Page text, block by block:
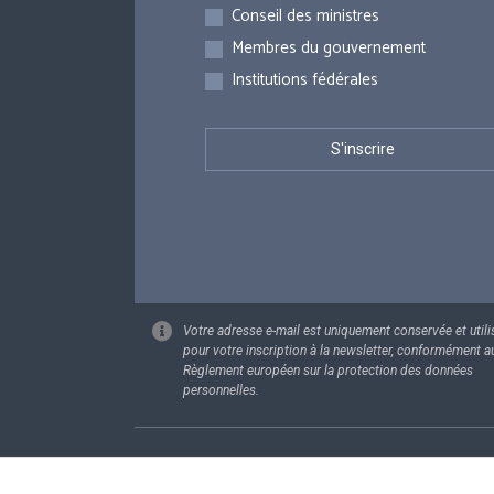
Inscriptions
Conseil des ministres
Membres du gouvernement
Institutions fédérales
Votre adresse e-mail est uniquement conservée et
pour votre inscription à la newsletter, conformément
Règlement européen sur la protection des données
personnelles.